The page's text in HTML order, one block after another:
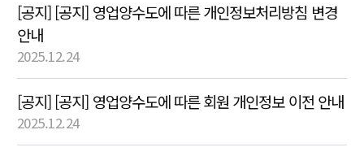
[공지] [공지] 영업양수도에 따른 개인정보처리방침 변경
안내
2025.12.24
[공지] [공지] 영업양수도에 따른 회원 개인정보 이전 안내
2025.12.24